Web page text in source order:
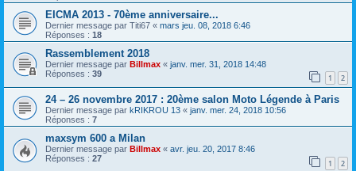
EICMA 2013 - 70ème anniversaire...
Dernier message par Titi67 « mars jeu. 08, 2018 6:46
Réponses : 18
Rassemblement 2018
Dernier message par Billmax « janv. mer. 31, 2018 14:48
Réponses : 39 1 2
24 – 26 novembre 2017 : 20ème salon Moto Légende à Paris
Dernier message par kRIKROU 13 « janv. mer. 24, 2018 10:56
Réponses : 7
maxsym 600 a Milan
Dernier message par Billmax « avr. jeu. 20, 2017 8:46
Réponses : 27 1 2